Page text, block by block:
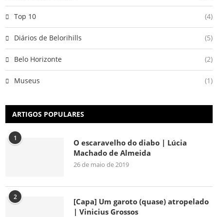
Top 10 (4)
Diários de Belorihills (5)
Belo Horizonte (2)
Museus (1)
ARTIGOS POPULARES
1
O escaravelho do diabo | Lúcia
Machado de Almeida
26 de maio de 2019
2
[Capa] Um garoto (quase) atropelado
| Vinicius Grossos